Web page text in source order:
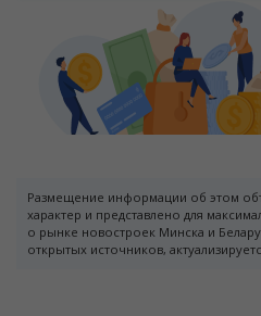
Размещение информации об этом
характер и представлено для
о рынке новостроек Минска и
открытых источников,